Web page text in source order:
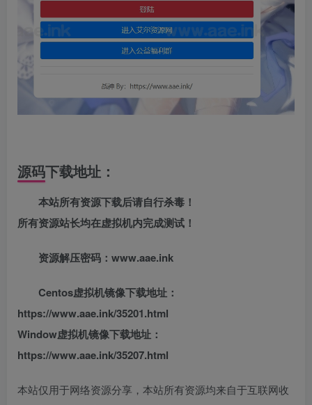
源码下载地址：
本站所有资源下载后请自行杀毒！
所有资源站长均在虚拟机内完成测试！
资源解压密码：www.aae.ink
Centos虚拟机镜像下载地址：
https://www.aae.ink/35201.html
Window虚拟机镜像下载地址：
https://www.aae.ink/35207.html
本站仅用于网络资源分享，本站所有资源均来自于互联网收